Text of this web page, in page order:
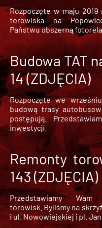
Rozpoczęte w maju
torowiska na
Państwu obszerną
Budowa TAT
14 (ZDJĘCIA)
Rozpoczęte we
budową trasy
postępują.
inwestycji.
Remonty
143 (ZDJĘCIA)
Przedstawiamy
torowisk. Byliśmy na
i ul. Nowowiejskiej i pl.